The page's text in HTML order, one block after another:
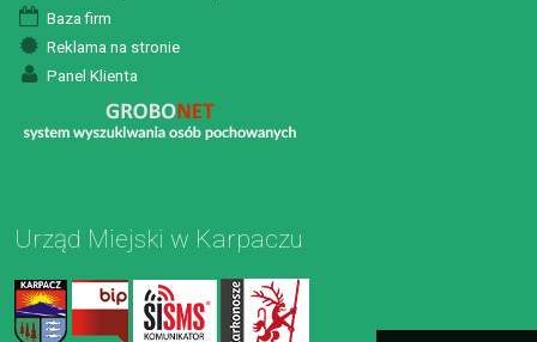
Baza firm
Reklama na stronie
Panel Klienta
Urząd Miejski w Karpaczu